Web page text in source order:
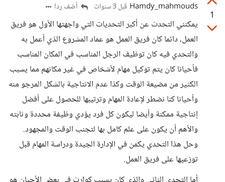
1
Hamdy_mahmouds قبل 3 سنوات أضف ردا
يمكنني التحدث عن أكبر التحديات التي واجهتها الأول هو فريق
العمل، دائما كان فريق العمل هو عماد المشروع الذي أعمل به
والتحدي فيه كان توظيف الرجل المناسب في المكان المناسب
فأحيانا كان يتم توكيل مهام لأشخاص في غير مكانهم مما يسبب
الكثير من مضيعة الوقت وكذا عدم الانتاجية بالشكل المرجو منه
وأحيانا كنا نضطر لإعادة المهام وترتيبها للحصول على أفضل
إنتاجية ممكنة وأيضا ليكون كل فرد يؤدي وظيفة محددة وثابته
والأهم أن يكون على علم كامل بها لتجنب الوقت والمجهود.
وحل هذا التحدي يكمن في الإدارة الجيدة ودراسة المهام قبل
توزعيها على فريق العمل.